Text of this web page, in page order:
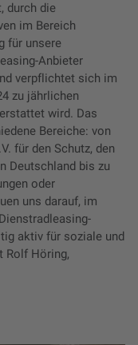
durch die
im Bereich
für unsere
Anbieter
verpflichtet sich im
zu jährlichen
wird. Das
Bereiche: von
für den Schutz, den
Deutschland bis zu
oder
uns darauf, im
aktiv für soziale und
Rolf Höring,